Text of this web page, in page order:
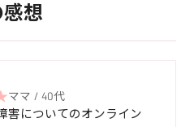
想
ママ / 40代
害についてのオンライン